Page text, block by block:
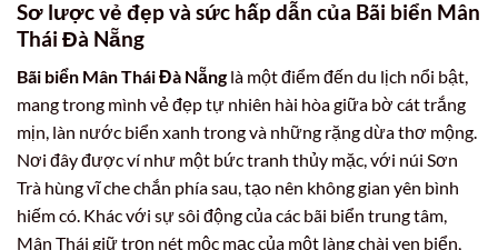
Sơ lược vẻ đẹp và sức hấp dẫn của Bãi biển Mân
Thái Đà Nẵng
Bãi biển Mân Thái Đà Nẵnglà một điểm đến du lịch nổi bật,
mang trong mình vẻ đẹp tự nhiên hài hòa giữa bờ cát trắng
mịn, làn nước biển xanh trong và những rặng dừa thơ mộng.
Nơi đây được ví như một bức tranh thủy mặc, với núi Sơn
Trà hùng vĩ che chắn phía sau, tạo nên không gian yên bình
hiếm có. Khác với sự sôi động của các bãi biển trung tâm,
Mân Thái giữ trọn nét mộc mạc của một làng chài ven biển,